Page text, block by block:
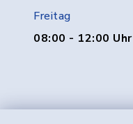
Freitag
08:00 - 12:00 Uhr